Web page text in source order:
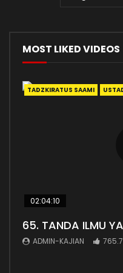
MOST LIKED VIDEOS
TADZKIRATUS SAAMI
02:04:10
65. TANDA ILMU
ADMIN-KAJIAN